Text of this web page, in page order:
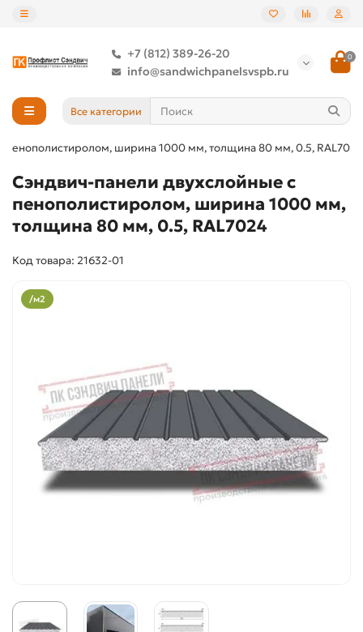
+7 (812) 389-26-20
info@sandwichpanelsvspb.ru
0
Все категории
пенополистиролом, ширина 1000 мм, толщина 80 мм, 0.5, RAL7024
Сэндвич-панели двухслойные с
пенополистиролом, ширина 1000 мм,
толщина 80 мм, 0.5, RAL7024
Код товара: 21632-01
/м2